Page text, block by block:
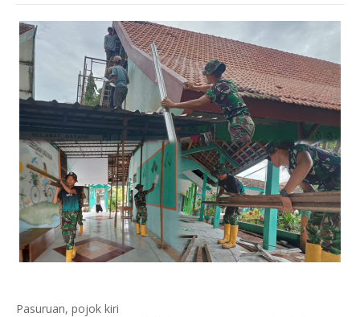
Pasuruan, pojok kiri